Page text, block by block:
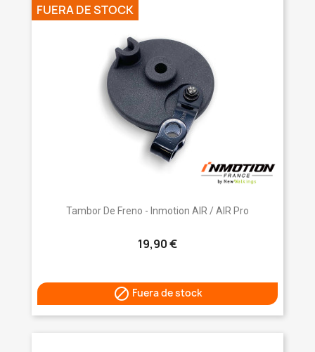
Tambor De Freno - Inmotion AIR / AIR Pro
19,90 €
 Fuera de stock
FUERA DE STOCK